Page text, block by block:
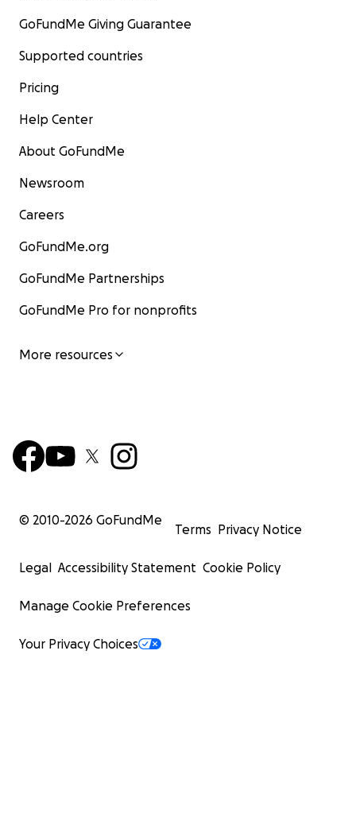
GoFundMe Giving Guarantee
Supported countries
Pricing
Help Center
About GoFundMe
Newsroom
Careers
GoFundMe.org
GoFundMe Partnerships
GoFundMe Pro for nonprofits
More resources
© 2010-2026 GoFundMe
Terms Privacy Notice
Legal Accessibility Statement Cookie Policy
Manage Cookie Preferences
Your Privacy Choices